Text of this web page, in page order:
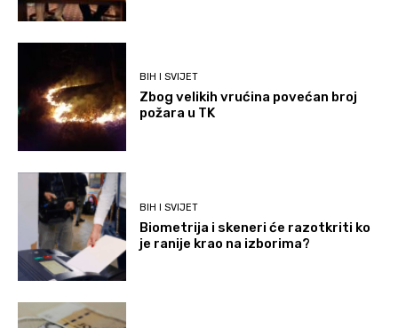
BIH I SVIJET
Zbog velikih vrućina povećan broj
požara u TK
BIH I SVIJET
Biometrija i skeneri će razotkriti ko
je ranije krao na izborima?